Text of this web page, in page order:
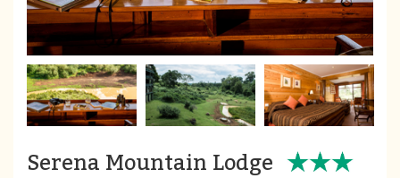
Serena Mountain Lodge